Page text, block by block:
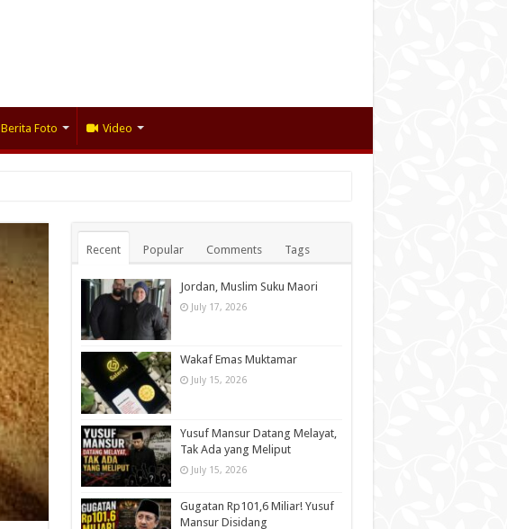
Berita Foto Video
Recent Popular Comments Tags
Jordan, Muslim Suku Maori
July 17, 2026
Wakaf Emas Muktamar
July 15, 2026
Yusuf Mansur Datang Melayat,
Tak Ada yang Meliput
July 15, 2026
Gugatan Rp101,6 Miliar! Yusuf
Mansur Disidang